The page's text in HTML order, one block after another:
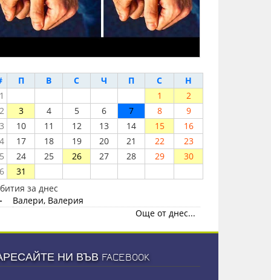
П В С Ч П С
Н
1
2
3 4 5 6 7 8
9
10 11 12 13 14 15
16
17 18 19 20 21 22
23
24 25 26 27 28 29
30
31
за днес
Валери, Валерия
Още от днес...
НИ ВЪВ FACEBOOK